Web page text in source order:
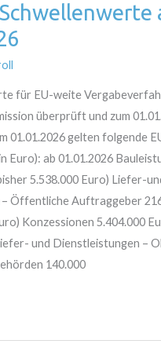
für EU-weite
überprüft und zum
01.01.2026 gelten folgende
Euro): ab 01.01.2026
5.538.000 Euro) Liefer-
Öffentliche Auftraggeber
Konzessionen 5.404.000
und Dienstleistungen –
140.000